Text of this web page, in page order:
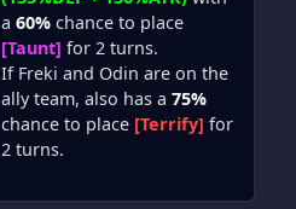
a 60% chance to place
[Taunt] for 2 turns.
If Freki and Odin are on the
ally team, also has a 75%
chance to place [Terrify] for
2 turns.